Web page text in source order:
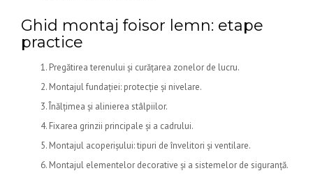
Ghid montaj foisor lemn: etape
practice
Pregătirea terenului și curățarea zonelor de lucru.
Montajul fundației: protecție și nivelare.
Înălțimea și alinierea stâlpiilor.
Fixarea grinzii principale și a cadrului.
Montajul acoperișului: tipuri de învelitori și ventilare.
Montajul elementelor decorative și a sistemelor de siguranță.